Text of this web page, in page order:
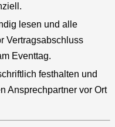
lesen und alle
Vertragsabschluss
Eventtag.
festhalten und
Ansprechpartner vor Ort